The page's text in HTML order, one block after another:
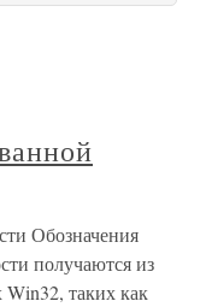
Обозначения
получаются из
таких как